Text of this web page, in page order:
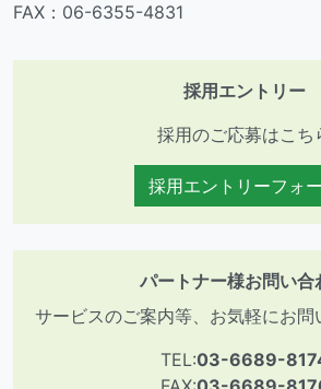
FAX：06-6355-4831
採用エントリー
採用のご応募はこち
採用エントリーフォ
パートナー様お問い合
サービスのご案内等、お気軽にお問
TEL:03-6689-